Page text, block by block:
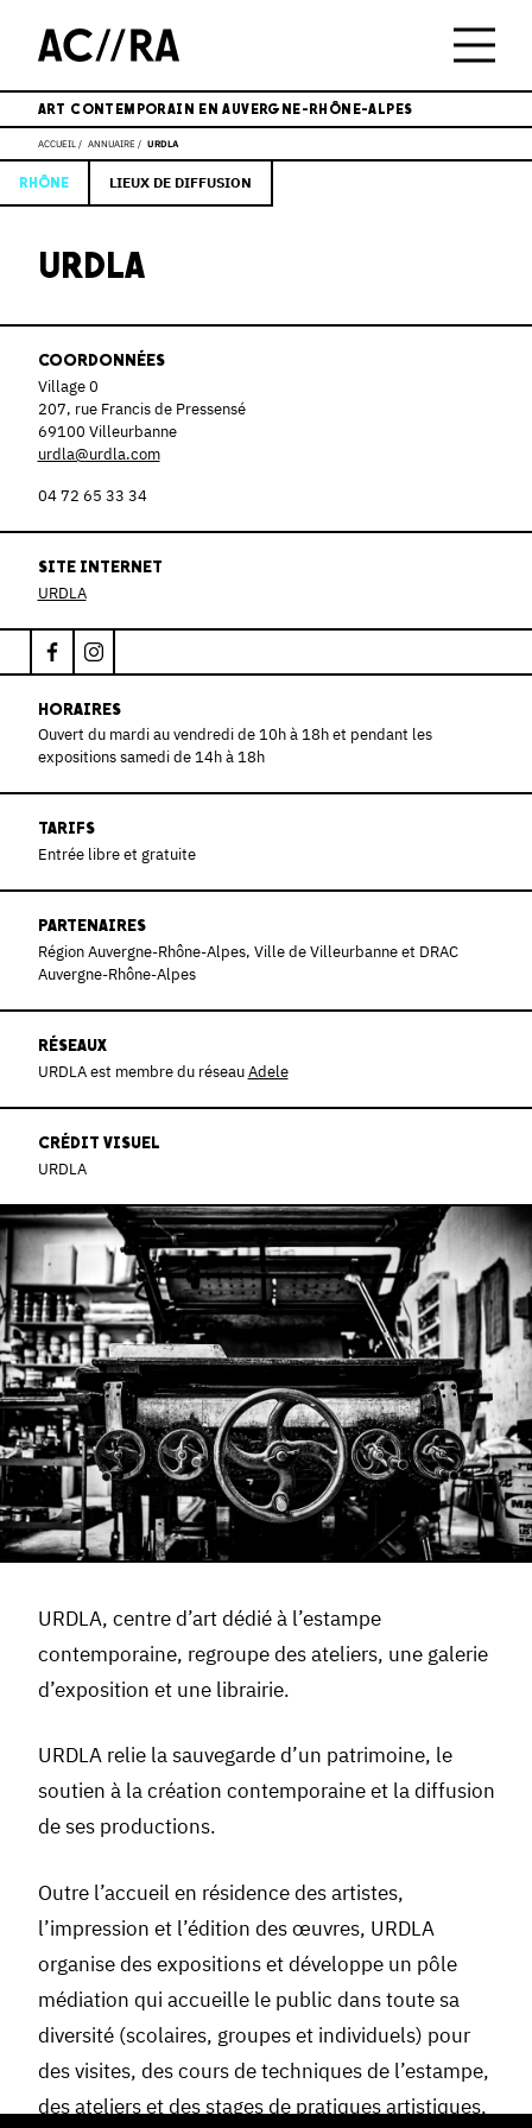
ART CONTEMPORAIN EN AUVERGNE-RHÔNE-ALPES
ACCUEIL ANNUAIRE URDLA
RHÔNE LIEUX DE DIFFUSION
URDLA
COORDONNÉES
Village 0
207, rue Francis de Pressensé
69100 Villeurbanne
urdla@urdla.com
04 72 65 33 34
SITE INTERNET
URDLA
HORAIRES
Ouvert du mardi au vendredi de 10h à 18h et pendant les
expositions samedi de 14h à 18h
TARIFS
Entrée libre et gratuite
PARTENAIRES
Région Auvergne-Rhône-Alpes, Ville de Villeurbanne et DRAC
Auvergne-Rhône-Alpes
RÉSEAUX
URDLA est membre du réseauAdele
CRÉDIT VISUEL
URDLA
URDLA, centre d’art dédié à l’estampe
contemporaine, regroupe des ateliers, une galerie
d’exposition et une librairie.
URDLA relie la sauvegarde d’un patrimoine, le
soutien à la création contemporaine et la diffusion
de ses productions.
Outre l’accueil en résidence des artistes,
l’impression et l’édition des œuvres, URDLA
organise des expositions et développe un pôle
médiation qui accueille le public dans toute sa
diversité (scolaires, groupes et individuels) pour
des visites, des cours de techniques de l’estampe,
des ateliers et des stages de pratiques artistiques,